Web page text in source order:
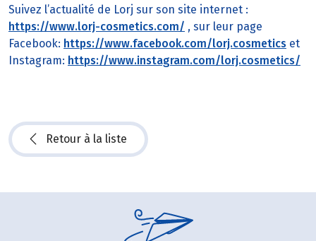
Suivez l’actualité de Lorj sur son site internet :
https://www.lorj-cosmetics.com/ , sur leur page
Facebook: https://www.facebook.com/lorj.cosmetics et
Instagram: https://www.instagram.com/lorj.cosmetics/
Retour à la liste